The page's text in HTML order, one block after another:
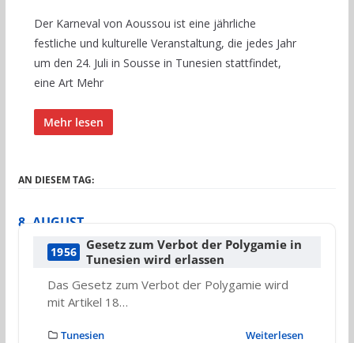
Der Karneval von Aoussou ist eine jährliche
festliche und kulturelle Veranstaltung, die jedes Jahr
um den 24. Juli in Sousse in Tunesien stattfindet,
eine Art Mehr
Mehr lesen
AN DIESEM TAG:
8. AUGUST
1956
Gesetz zum Verbot der Polygamie in
Tunesien wird erlassen
Das Gesetz zum Verbot der Polygamie wird
mit Artikel 18…
Tunesien Weiterlesen